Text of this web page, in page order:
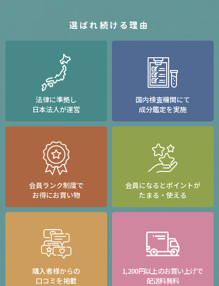
選ばれ続ける理由
法律に準拠し
日本法人が運営
国内検査機関にて
成分鑑定を実施
会員ランク制度で
お得にお買い物
会員になるとポイントが
たまる・使える
購入者様からの
口コミを掲載
1,200円以上のお買い上げで
配送料無料